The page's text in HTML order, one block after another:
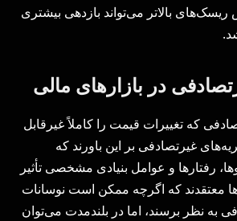
بالاتر می‌تواند بازدهی بیشتری
در بازارهای مالی
که تغییرات قیمت را کاملاً غیرقابل
غیرتصادفی بر این باورند که
رفتارها و عوامل بنیادی مشخصی تأثیر
معتقدند که اگرچه ممکن است نوسانات
به نظر برسند، اما در بلندمدت می‌توان